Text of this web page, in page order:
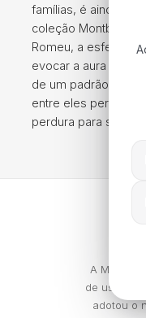
famílias, é ainda
coleção Montblanc
Romeu, a
evocar a aura
de um padrão de
entre eles
perdura para sempre.
A
de usar.
adotou o